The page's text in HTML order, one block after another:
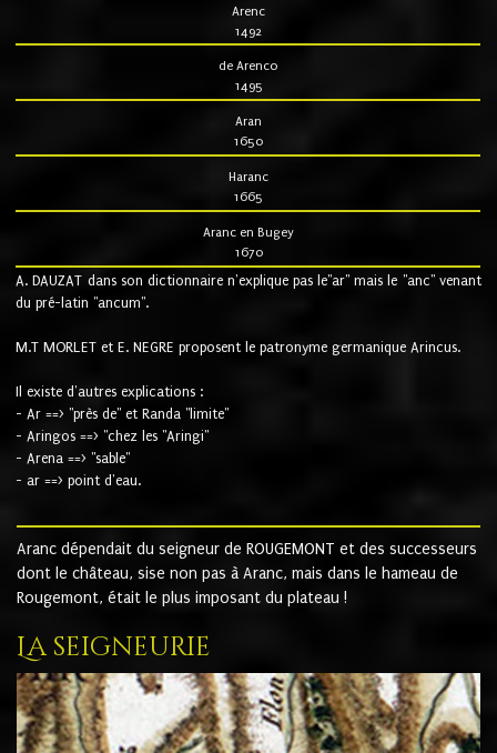
Arenc
1492
de Arenco
1495
Aran
1650
Haranc
1665
Aranc en Bugey
1670
A. DAUZAT dans son dictionnaire n'explique pas le"ar" mais le "anc" venant
du pré-latin "ancum".
M.T MORLET et E. NEGRE proposent le patronyme germanique Arincus.
Il existe d'autres explications :
- Ar ==> "près de" et Randa "limite"
- Aringos ==> "chez les "Aringi"
- Arena ==> "sable"
- ar ==> point d'eau.
Aranc dépendait du seigneur de ROUGEMONT et des successeurs
dont le château, sise non pas à Aranc, mais dans le hameau de
Rougemont, était le plus imposant du plateau !
La seigneurie